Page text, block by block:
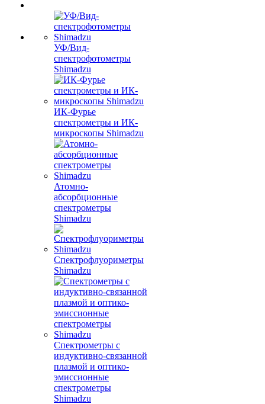
УФ/Вид-
спектрофотометры
Shimadzu
ИК-Фурье
спектрометры и ИК-
микроскопы Shimadzu
Атомно-
абсорбционные
спектрометры
Shimadzu
Спектрофлуориметры
Shimadzu
Спектрометры с
индуктивно-связанной
плазмой и оптико-
эмиссионные
спектрометры
Shimadzu